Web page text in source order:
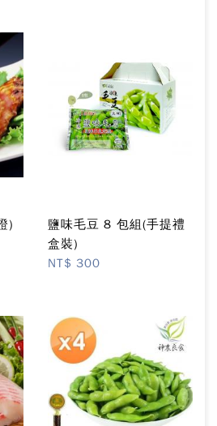
)
鹽味毛豆 8 包組(手提禮
盒裝)
NT$ 300